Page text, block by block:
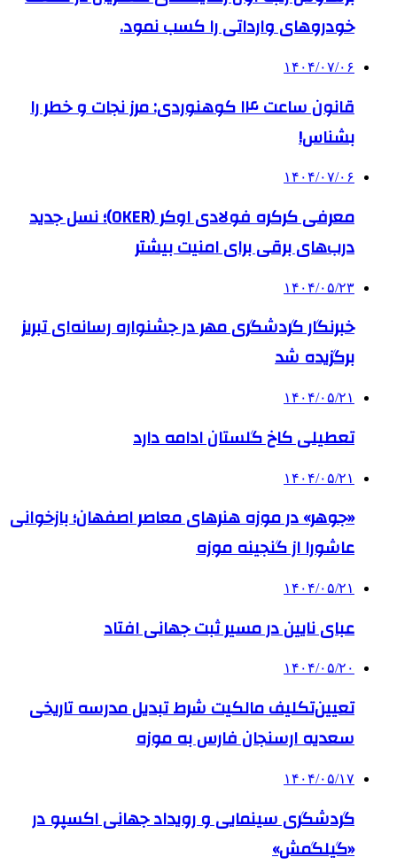
خودروهای وارداتی را کسب نمود.
۱۴۰۴/۰۷/۰۶
قانون ساعت ۱۴ کوهنوردی: مرز نجات و خطر را
بشناس!
۱۴۰۴/۰۷/۰۶
معرفی کرکره فولادی اوکر (OKER)؛ نسل جدید
درب‌های برقی برای امنیت بیشتر
۱۴۰۴/۰۵/۲۳
خبرنگار گردشگری مهر در جشنواره رسانه‌ای تبریز
برگزیده شد
۱۴۰۴/۰۵/۲۱
تعطیلی کاخ گلستان ادامه دارد
۱۴۰۴/۰۵/۲۱
«جوهر» در موزه هنرهای معاصر اصفهان؛ بازخوانی
عاشورا از گنجینه موزه
۱۴۰۴/۰۵/۲۱
عبای نایین در مسیر ثبت جهانی افتاد
۱۴۰۴/۰۵/۲۰
تعیین‌تکلیف مالکیت شرط تبدیل مدرسه تاریخی
سعدیه ارسنجان فارس به موزه
۱۴۰۴/۰۵/۱۷
گردشگری سینمایی و رویداد جهانی اکسپو در
«گیلگمش»